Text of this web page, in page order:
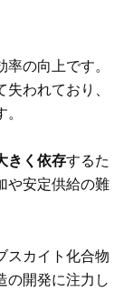
の向上です。
われており、
きく依存するた
や安定供給の難
スカイト化合物
の開発に注力し